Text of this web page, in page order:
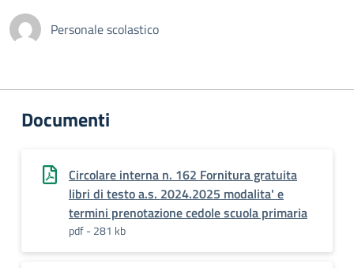
Personale scolastico
Documenti
Circolare interna n. 162 Fornitura gratuita
libri di testo a.s. 2024.2025 modalita' e
termini prenotazione cedole scuola primaria
pdf - 281 kb